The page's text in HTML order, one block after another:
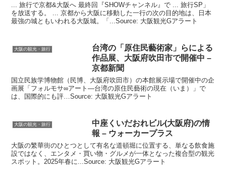
... 旅行で京都&大阪へ 最終回『SHOWチャンネル』で ... 旅行SP」
を放送する。 ... 京都から大阪に移動した一行の次の目的地は、日本
最強の城ともいわれる大阪城。「...Source: 大阪観光Gアラート
大阪の観光・旅行
台湾の「原住民藝術家」らによる
作品展、 大阪府吹田市で開催中 –
京都新聞
国立民族学博物館（民博、大阪府吹田市）の本館展示場で開催中の企
画展「フォルモサ∞アート―台湾の原住民藝術の現在（いま）」で
は、国際的にも評…Source: 大阪観光Gアラート
大阪の観光・旅行 中座くいだおれビル(大阪府)の情
報 – ウォーカープラス
大阪の繁華街のひとつとして有名な道頓堀に位置する、単なる飲食施
設ではなく、エンタメ・買い物・グルメが一体となった複合型の観光
スポット。2025年春に...Source: 大阪観光Gアラート